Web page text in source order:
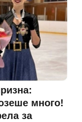
много!
за